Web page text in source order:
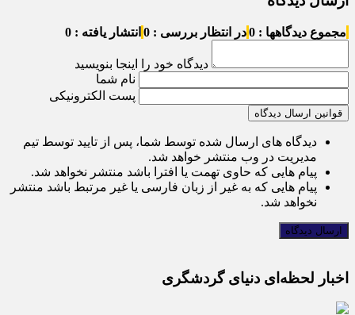
مجموع دیدگاهها : 0 در انتظار بررسی : 0 انتشار یافته : 0
دیدگاه خود را اینجا بنویسید
نام شما
پست الکترونیکی
قوانین ارسال دیدگاه
دیدگاه های ارسال شده توسط شما، پس از تایید توسط تیم
مدیریت در وب منتشر خواهد شد.
پیام هایی که حاوی تهمت یا افترا باشد منتشر نخواهد شد.
پیام هایی که به غیر از زبان فارسی یا غیر مرتبط باشد منتشر
نخواهد شد.
اخبار لحظه‌ای دنیای گردشگری